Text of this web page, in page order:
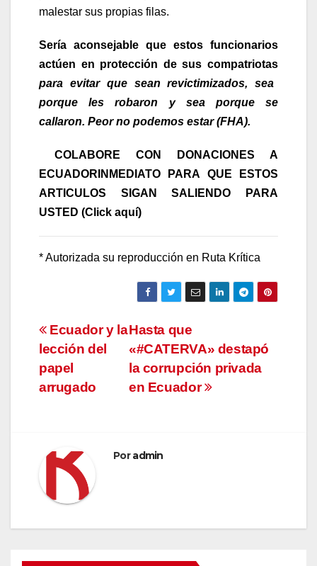
malestar sus propias filas.
Sería aconsejable que estos funcionarios
actúen en protección de sus compatriotas
para evitar que sean revictimizados, sea
porque les robaron y sea porque se
callaron. Peor no podemos estar (FHA).
COLABORE CON DONACIONES A
ECUADORINMEDIATO PARA QUE ESTOS
ARTICULOS SIGAN SALIENDO PARA
USTED (Click aquí)
* Autorizada su reproducción en Ruta Krítica
Navegación
de
entradas
Hasta que
«#CATERVA» destapó
la corrupción privada
en Ecuador
Ecuador y la
lección del
papel
arrugado
Poradmin